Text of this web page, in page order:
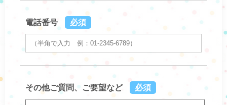
電話番号 必須
その他ご質問、ご要望など 必須